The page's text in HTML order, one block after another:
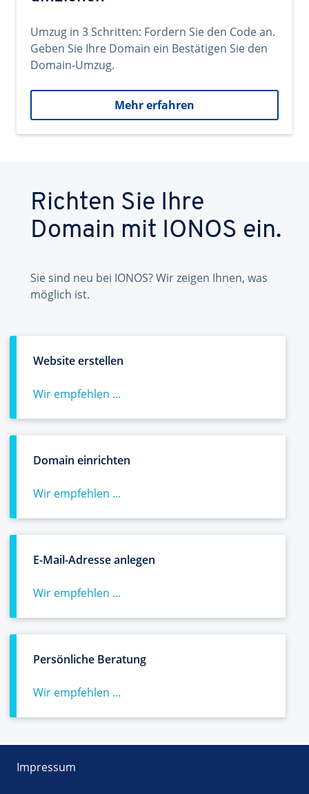
Umzug in 3 Schritten: Fordern Sie den Code an.
Geben Sie Ihre Domain ein Bestätigen Sie den
Domain-Umzug.
Mehr erfahren
Richten Sie Ihre
Domain mit IONOS ein.
Sie sind neu bei IONOS? Wir zeigen Ihnen, was
möglich ist.
Website erstellen
Wir empfehlen ...
Domain einrichten
Wir empfehlen ...
E-Mail-Adresse anlegen
Wir empfehlen ...
Persönliche Beratung
Wir empfehlen ...
Impressum